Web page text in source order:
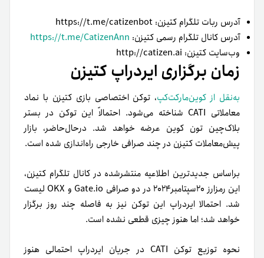
آدرس ربات تلگرام کتیزن: https://t.me/catizenbot
آدرس کانال تلگرام رسمی کتیزن: https://t.me/CatizenAnn
وب‌سایت کتیزن: http://catizen.ai
زمان برگزاری ایردراپ کتیزن
به‌نقل از کوین‌مارکت‌کپ، توکن اختصاصی بازی کتیزن با نماد
معاملاتی CATI شناخته می‌شود. احتمالاً این توکن در بستر
بلاک‌چین تون کوین عرضه خواهد شد. در‌حال‌حاضر، بازار
پیش‌معاملات کتیزن در چند صرافی خارجی راه‌اندازی شده است.
براساس جدیدترین اطلاعیه منتشر‌شده در کانال تلگرام کتیزن،
این رمزارز ۲۰سپتامبر۲۰۲۴ در دو صرافی Gate.io و OKX لیست
شد. احتمالا ایردراپ این توکن نیز به فاصله چند روز برگزار
خواهد شد؛ اما هنوز چیزی قطعی نشده است.
نحوه توزیع توکن CATI در جریان ایردراپ احتمالی هنوز